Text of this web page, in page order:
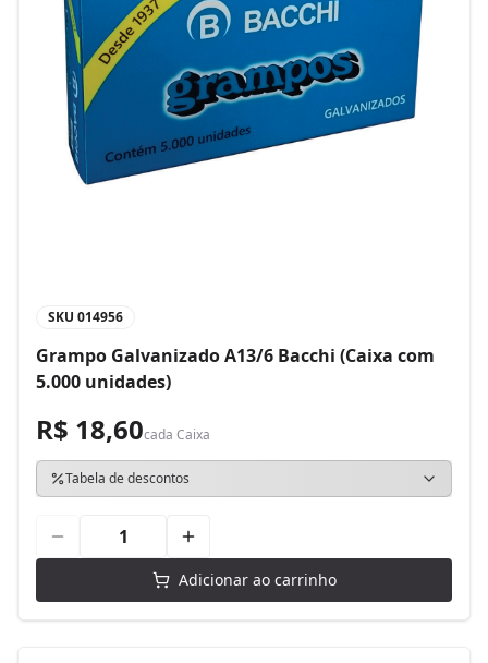
SKU 014956
Grampo Galvanizado A13/6 Bacchi (Caixa com
5.000 unidades)
R$ 18,60cada Caixa
Tabela de descontos
Adicionar ao carrinho